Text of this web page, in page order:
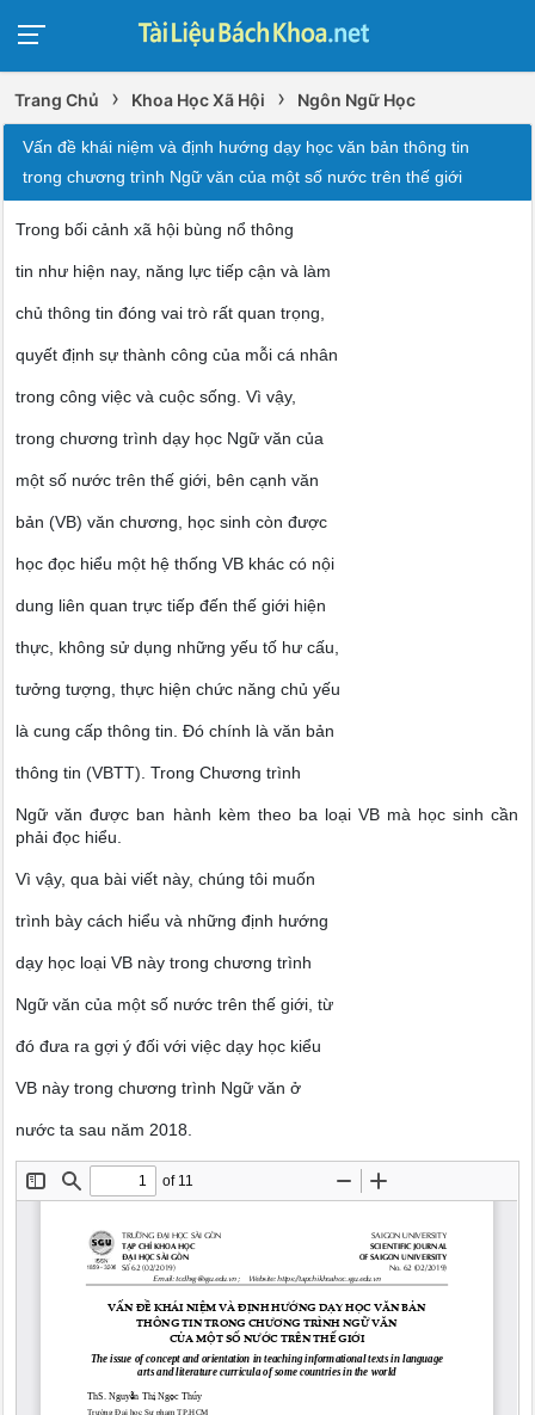
Trang Chủ › Khoa Học Xã Hội › Ngôn Ngữ Học
Vấn đề khái niệm và định hướng dạy học văn bản thông tin
trong chương trình Ngữ văn của một số nước trên thế giới
Trong bối cảnh xã hội bùng nổ thông
tin như hiện nay, năng lực tiếp cận và làm
chủ thông tin đóng vai trò rất quan trọng,
quyết định sự thành công của mỗi cá nhân
trong công việc và cuộc sống. Vì vậy,
trong chương trình dạy học Ngữ văn của
một số nước trên thế giới, bên cạnh văn
bản (VB) văn chương, học sinh còn được
học đọc hiểu một hệ thống VB khác có nội
dung liên quan trực tiếp đến thế giới hiện
thực, không sử dụng những yếu tố hư cấu,
tưởng tượng, thực hiện chức năng chủ yếu
là cung cấp thông tin. Đó chính là văn bản
thông tin (VBTT). Trong Chương trình
Ngữ văn được ban hành kèm theo ba loại VB mà học sinh cần
phải đọc hiểu.
Vì vậy, qua bài viết này, chúng tôi muốn
trình bày cách hiểu và những định hướng
dạy học loại VB này trong chương trình
Ngữ văn của một số nước trên thế giới, từ
đó đưa ra gợi ý đối với việc dạy học kiểu
VB này trong chương trình Ngữ văn ở
nước ta sau năm 2018.